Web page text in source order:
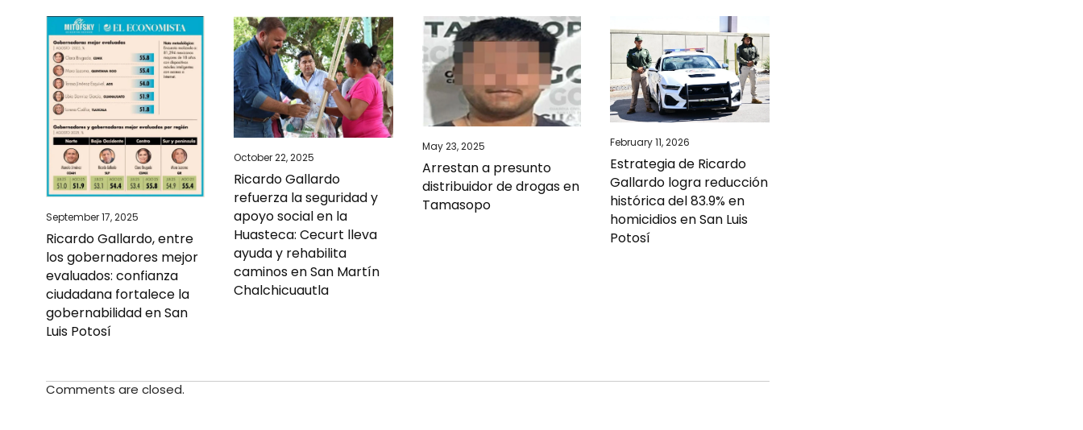
September 17, 2025
Ricardo Gallardo, entre
los gobernadores mejor
evaluados: confianza
ciudadana fortalece la
gobernabilidad en San
Luis Potosí
October 22, 2025
Ricardo Gallardo
refuerza la seguridad y
apoyo social en la
Huasteca: Cecurt lleva
ayuda y rehabilita
caminos en San Martín
Chalchicuautla
May 23, 2025
Arrestan a presunto
distribuidor de drogas en
Tamasopo
February 11, 2026
Estrategia de Ricardo
Gallardo logra reducción
histórica del 83.9% en
homicidios en San Luis
Potosí
Comments are closed.